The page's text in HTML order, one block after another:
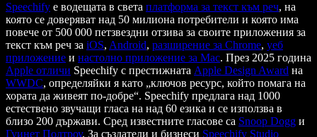
Speechify е водещата в света платформа за текст към реч, на
която се доверяват над 50 милиона потребители и която има
повече от 500 000 петзвездни отзива за своите приложения за
текст към реч за iOS, Android, разширение за Chrome, уеб
приложение и настолно приложение за Mac. През 2025 година
Apple отличи Speechify с престижната Apple Design Award на
WWDC, определяйки я като „ключов ресурс, който помага на
хората да живеят по-добре“. Speechify предлага над 1000
естествено звучащи гласа на над 60 езика и се използва в
близо 200 държави. Сред известните гласове са Snoop Dogg и
Гуинет Полтроу. За създатели и бизнеси Speechify Studio